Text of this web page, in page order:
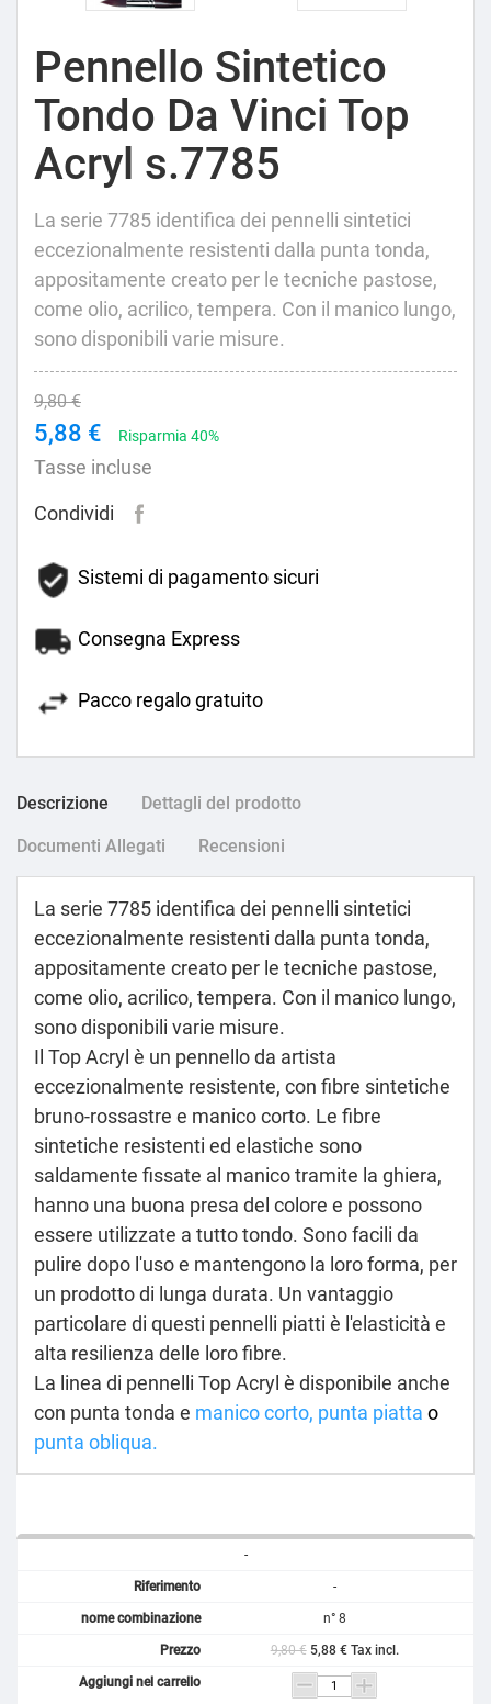
Pennello Sintetico
Tondo Da Vinci Top
Acryl s.7785
La serie 7785 identifica dei pennelli sintetici
eccezionalmente resistenti dalla punta tonda,
appositamente creato per le tecniche pastose,
come olio, acrilico, tempera. Con il manico lungo,
sono disponibili varie misure.
9,80 €
5,88 € Risparmia 40%
Tasse incluse
Condividi
Sistemi di pagamento sicuri
Consegna Express
Pacco regalo gratuito
Descrizione Dettagli del prodotto
Documenti Allegati Recensioni
La serie 7785 identifica dei pennelli sintetici
eccezionalmente resistenti dalla punta tonda,
appositamente creato per le tecniche pastose,
come olio, acrilico, tempera. Con il manico lungo,
sono disponibili varie misure.
Il Top Acryl è un pennello da artista
eccezionalmente resistente, con fibre sintetiche
bruno-rossastre e manico corto. Le fibre
sintetiche resistenti ed elastiche sono
saldamente fissate al manico tramite la ghiera,
hanno una buona presa del colore e possono
essere utilizzate a tutto tondo. Sono facili da
pulire dopo l'uso e mantengono la loro forma, per
un prodotto di lunga durata. Un vantaggio
particolare di questi pennelli piatti è l'elasticità e
alta resilienza delle loro fibre.
La linea di pennelli Top Acryl è disponibile anche
con punta tonda e manico corto, punta piatta o
punta obliqua.
-
-
n° 8
9,80 € 5,88 € Tax incl.